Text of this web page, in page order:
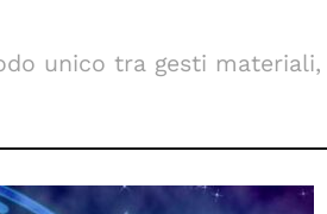
unico tra gesti